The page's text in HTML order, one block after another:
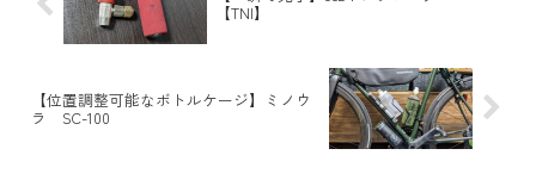
【TNI】
【位置調整可能なボトルケージ】ミノウ
ラ SC-100